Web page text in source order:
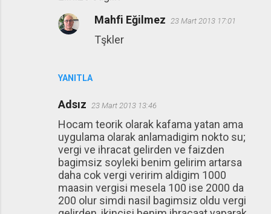
YANITLA
Mahfi Eğilmez 23 Mart 2013 17:01
Tşkler
Adsız 23 Mart 2013 13:46
Hocam teorik olarak kafama yatan ama
uygulama olarak anlamadigim nokto su;
vergi ve ihracat gelirden ve faizden
bagimsiz soyleki benim gelirim artarsa
daha cok vergi veririm aldigim 1000
maasin vergisi mesela 100 ise 2000 da
200 olur simdi nasil bagimsiz oldu vergi